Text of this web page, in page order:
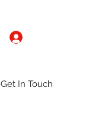
Get In Touch